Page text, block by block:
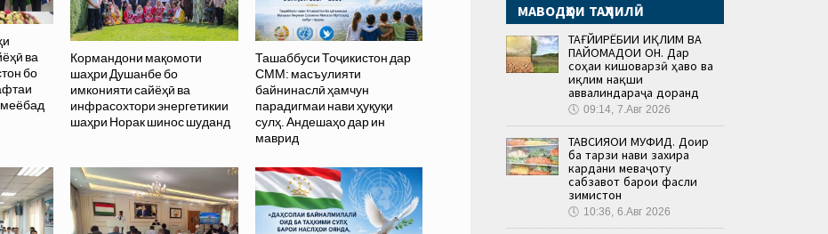
ва
бо
меёбад
Кормандони мақомоти
шаҳри Душанбе бо
имконияти сайёҳӣ ва
инфрасохтори энергетикии
шаҳри Норак шинос шуданд
Ташаббуси Тоҷикистон дар
СММ: масъулияти
байнинаслӣ ҳамчун
парадигмаи нави ҳуқуқи
сулҳ. Андешаҳо дар ин
маврид
МАВОДҲОИ ТАҲЛИЛӢ
ТАҒЙИРЁБИИ ИҚЛИМ ВА
ПАЙОМАДҲОИ ОН. Дар
соҳаи кишоварзӣ ҳаво ва
иқлим нақши
аввалиндараҷа доранд
🕔 09:14, 7.Авг 2026
ТАВСИЯҲОИ МУФИД. Доир
ба тарзи нави захира
кардани меваҷоту
сабзавот барои фасли
зимистон
🕔 10:36, 6.Авг 2026